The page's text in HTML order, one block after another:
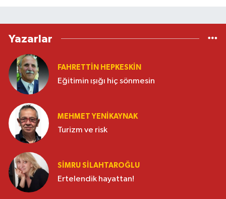
Yazarlar
FAHRETTIN HEPKESKIN
Eğitimin ışığı hiç sönmesin
MEHMET YENIKAYNAK
Turizm ve risk
SIMRU SILAHTAROĞLU
Ertelendik hayattan!